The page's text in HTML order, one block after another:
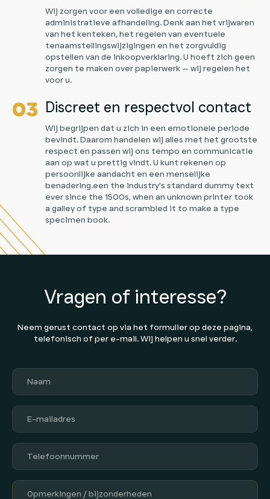
Wij zorgen voor een volledige en correcte
administratieve afhandeling. Denk aan het vrijwaren
van het kenteken, het regelen van eventuele
tenaamstellingswijzigingen en het zorgvuldig
opstellen van de inkoopverklaring. U hoeft zich geen
zorgen te maken over papierwerk — wij regelen het
voor u.
Discreet en respectvol contact
Wij begrijpen dat u zich in een emotionele periode
bevindt. Daarom handelen wij alles met het grootste
respect en passen wij ons tempo en communicatie
aan op wat u prettig vindt. U kunt rekenen op
persoonlijke aandacht en een menselijke
benadering.een the industry's standard dummy text
ever since the 1500s, when an unknown printer took
a galley of type and scrambled it to make a type
specimen book.
Vragen of interesse?
Neem gerust contact op via het formulier op deze pagina,
telefonisch of per e-mail. Wij helpen u snel verder.